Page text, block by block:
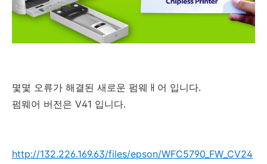
몇몇 오류가 해결된 새로운 펌웨ㅐ어 입니다.
펌웨어 버전은 V41 입니다.
http://132.226.169.63/files/epson/WFC5790_FW_CV24